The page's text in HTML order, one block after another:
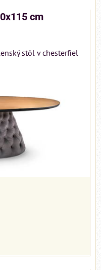
cm
stôl v chesterfiel